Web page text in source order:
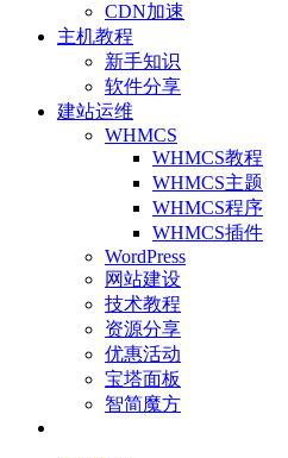
CDN加速
主机教程
新手知识
软件分享
建站运维
WHMCS
WHMCS教程
WHMCS主题
WHMCS程序
WHMCS插件
WordPress
网站建设
技术教程
资源分享
优惠活动
宝塔面板
智简魔方